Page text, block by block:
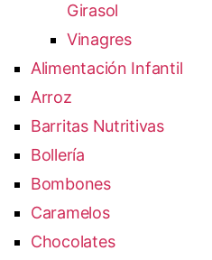
Girasol
Vinagres
Alimentación Infantil
Arroz
Barritas Nutritivas
Bollería
Bombones
Caramelos
Chocolates